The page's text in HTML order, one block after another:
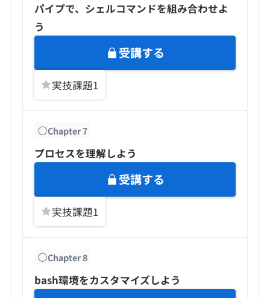
パイプで、シェルコマンドを組み合わせよ
う
受講する
実技課題1
Chapter7
プロセスを理解しよう
受講する
実技課題1
Chapter8
bash環境をカスタマイズしよう